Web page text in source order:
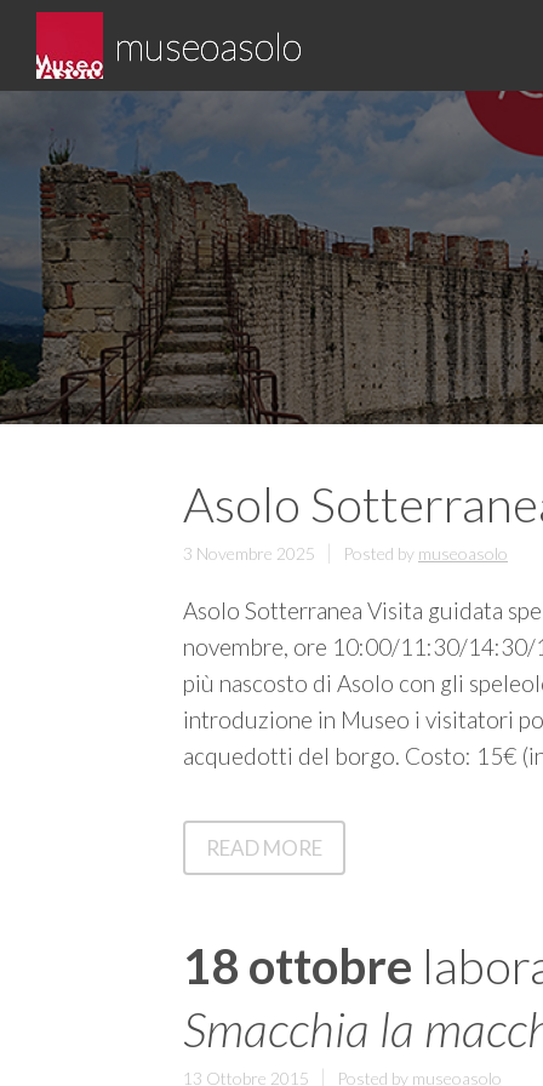
Skip
content
museoasolo
Asolo museo diffuso
Asolo
3 Novembre 2025 Posted by museoasolo
Asolo Sotterranea Visita guidata
novembre, ore 10:00/11:30/14:30/
più nascosto di Asolo con gli
introduzione in Museo i visitatori
acquedotti del borgo. Costo: 15€
READ MORE
18 ottobre
Smacchia la
13 Ottobre 2015 Posted by museoasolo